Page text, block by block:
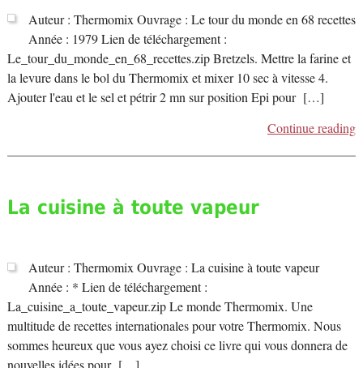
Auteur : Thermomix Ouvrage : Le tour du monde en 68 recettes
Année : 1979 Lien de téléchargement :
Le_tour_du_monde_en_68_recettes.zip Bretzels. Mettre la farine et
la levure dans le bol du Thermomix et mixer 10 sec à vitesse 4.
Ajouter l'eau et le sel et pétrir 2 mn sur position Epi pour […]
Continue reading
La cuisine à toute vapeur
Auteur : Thermomix Ouvrage : La cuisine à toute vapeur
Année : * Lien de téléchargement :
La_cuisine_a_toute_vapeur.zip Le monde Thermomix. Une
multitude de recettes internationales pour votre Thermomix. Nous
sommes heureux que vous ayez choisi ce livre qui vous donnera de